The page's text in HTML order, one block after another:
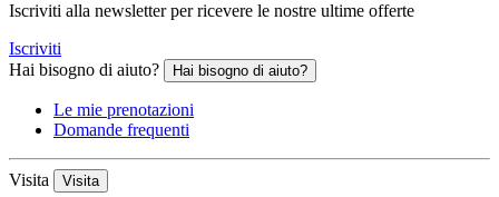
Iscriviti alla newsletter per ricevere le nostre ultime offerte
Iscriviti
Hai bisogno di aiuto?
Hai bisogno di aiuto?
Le mie prenotazioni
Domande frequenti
Visita Visita